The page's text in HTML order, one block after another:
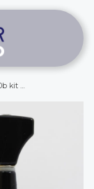
open